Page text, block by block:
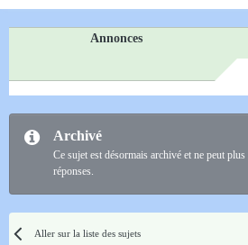
Annonces
Archivé
Ce sujet est désormais archivé et ne peut
réponses.
Aller sur la liste des sujets